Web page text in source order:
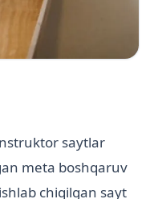
saytlar
meta boshqaruv
chiqilgan sayt